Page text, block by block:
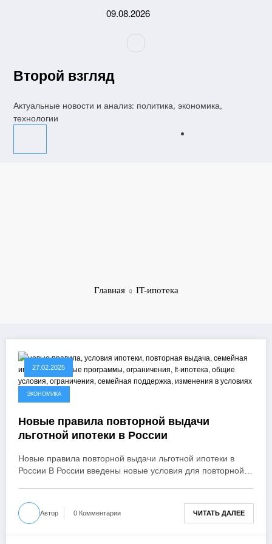
09.08.2026
Второй взгляд
Актуальные новости и анализ: политика, экономика,
технологии
Главная IT-ипотека
27.02.2025
ЭКОНОМИКА
Новые правила повторной выдачи
льготной ипотеки в России
Новые правила повторной выдачи льготной ипотеки в
России В России введены новые условия для повторной…
Автор 0 Комментарии ЧИТАТЬ ДАЛЕЕ